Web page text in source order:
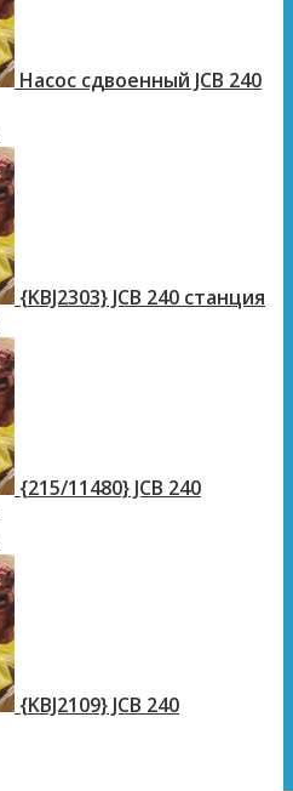
Насос сдвоенный JCB 240
{KBJ2303} JCB 240 станция
{215/11480} JCB 240
{KBJ2109} JCB 240